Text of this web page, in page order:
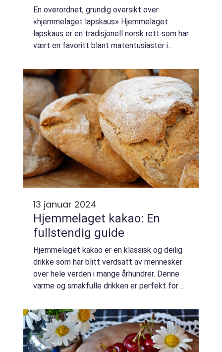
En overordnet, grundig oversikt over
«hjemmelaget lapskaus» Hjemmelaget
lapskaus er en tradisjonell norsk rett som har
vært en favoritt blant matentusiaster i
mettende gryterett som består av ulike gr...
13 januar 2024
Hjemmelaget kakao: En
fullstendig guide
Hjemmelaget kakao er en klassisk og deilig
drikke som har blitt verdsatt av mennesker
over hele verden i mange århundrer. Denne
varme og smakfulle drikken er perfekt for
godbit når som helst på året. I denne a...